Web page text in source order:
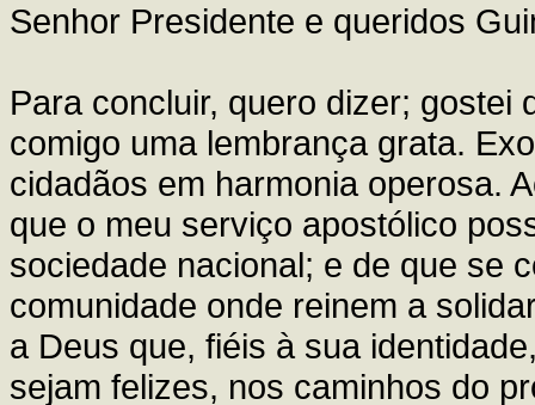
Senhor Presidente e queridos
Para concluir, quero dizer; gostei
comigo uma lembrança grata.
cidadãos em harmonia operosa.
que o meu serviço apostólico
sociedade nacional; e de que se
comunidade onde reinem a
a Deus que, fiéis à sua
sejam felizes, nos caminhos do